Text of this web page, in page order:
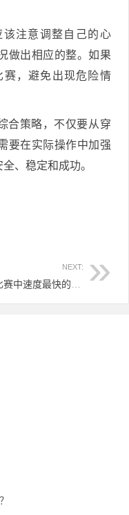
注意调整自己的心
做出相应的整。如果
，避免出现危险情
合策略，不仅要从穿
要在实际操作中加强
、稳定和成功。
NEXT: